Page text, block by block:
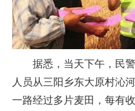
据悉，当天下午，民
人员从三阳乡东大原村沁
一路经过多片麦田，每有